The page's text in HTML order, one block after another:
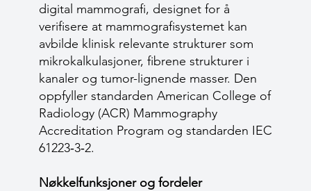
digital mammografi, designet for å
verifisere at mammografisystemet kan
avbilde klinisk relevante strukturer som
mikrokalkulasjoner, fibrene strukturer i
kanaler og tumor-lignende masser. Den
oppfyller standarden American College of
Radiology (ACR) Mammography
Accreditation Program og standarden IEC
61223‑3‑2.
Nøkkelfunksjoner og fordeler